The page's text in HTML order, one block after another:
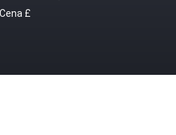
Cena £